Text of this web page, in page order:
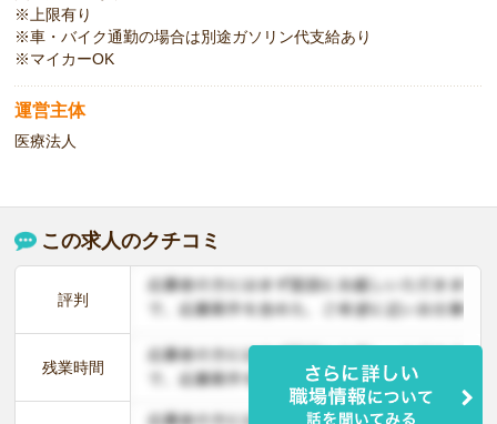
※上限有り
※車・バイク通勤の場合は別途ガソリン代支給あり
※マイカーOK
運営主体
医療法人
この求人のクチコミ
評判
残業時間